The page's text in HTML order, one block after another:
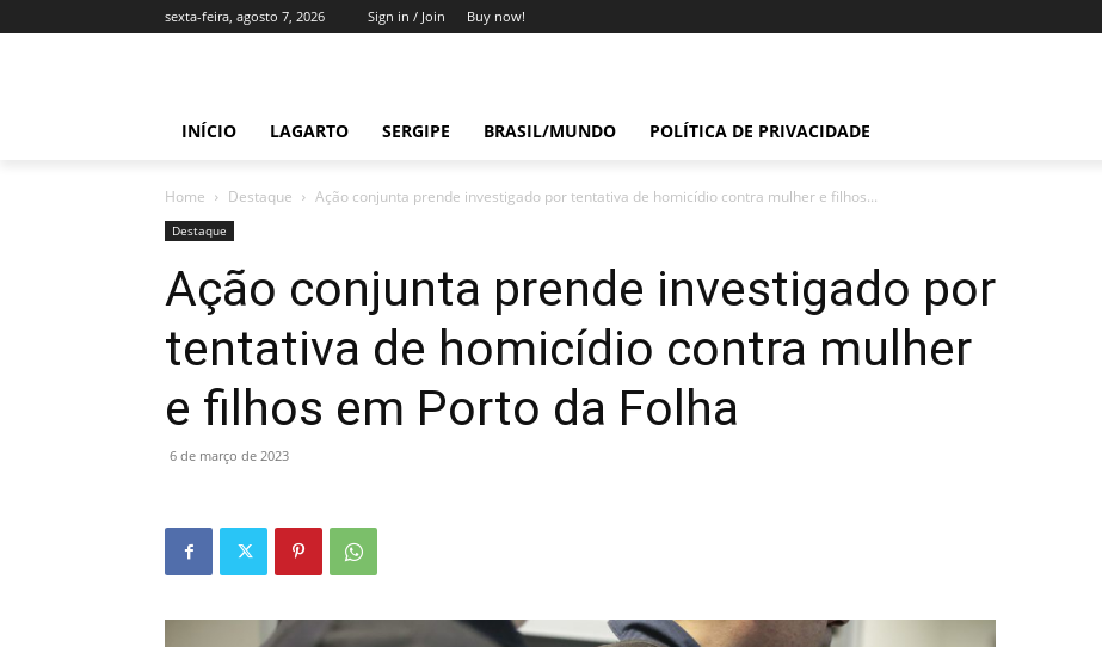
sexta-feira, agosto 7, 2026 Sign in / Join Buy now!
INÍCIO LAGARTO SERGIPE BRASIL/MUNDO POLÍTICA DE PRIVACIDADE
Home Destaque Ação conjunta prende investigado por tentativa de homicídio contra mulher e filhos...
Destaque
Ação conjunta prende investigado por
tentativa de homicídio contra mulher
e filhos em Porto da Folha
6 de março de 2023